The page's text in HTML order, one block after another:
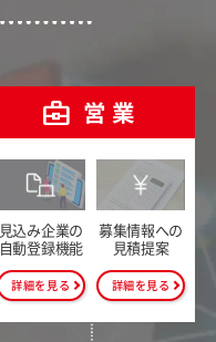
business_center 営業
見込み企業の
自動登録機能
詳細を見る
募集情報への
見積提案
詳細を見る